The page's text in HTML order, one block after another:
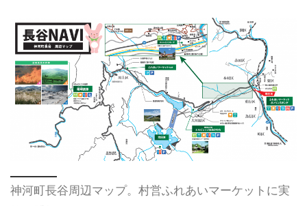
神河町長谷周辺マップ。村営ふれあいマーケットに実